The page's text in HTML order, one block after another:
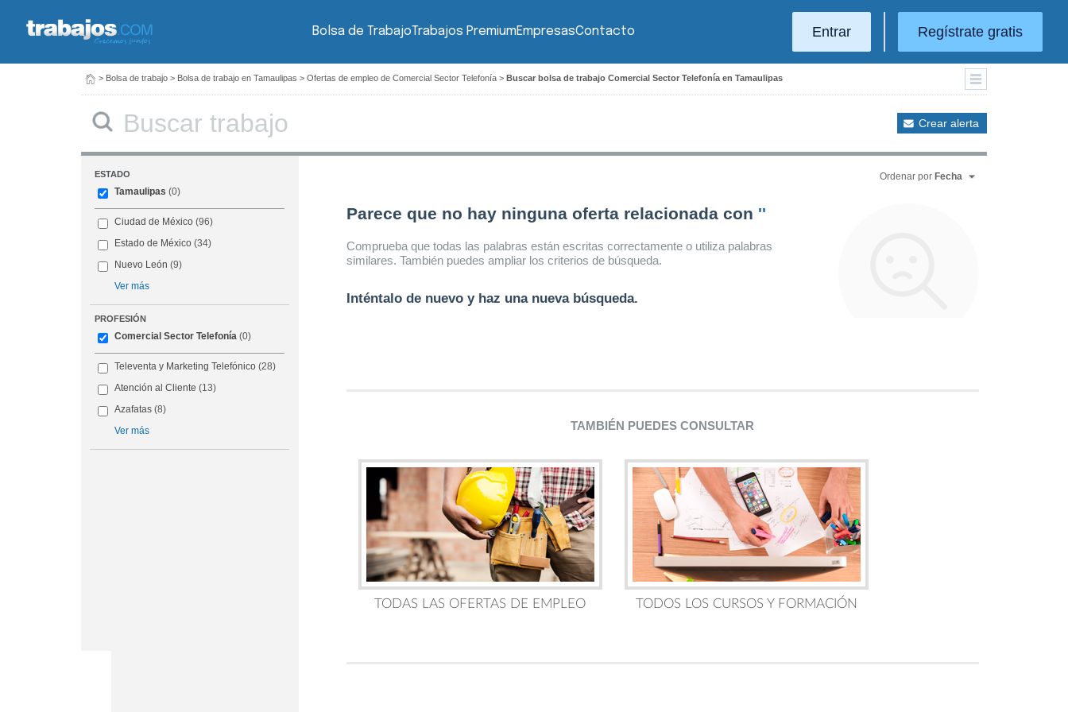
Bolsa de TrabajoTrabajos PremiumEmpresasContacto Entrar Regístrate gratis
> Bolsa de trabajo > Bolsa de trabajo en Tamaulipas > Ofertas de empleo de Comercial Sector Telefonía > Buscar bolsa de trabajo Comercial Sector Telefonía en Tamaulipas
Crear alerta
ESTADO
Tamaulipas (0)
Ciudad de México (96)
Estado de México (34)
Nuevo León (9)
Ver más
PROFESIÓN
Comercial Sector Telefonía (0)
Televenta y Marketing Telefónico (28)
Atención al Cliente (13)
Azafatas (8)
Ver más
Ordenar por Fecha
Parece que no hay ninguna oferta relacionada con ''
Comprueba que todas las palabras están escritas correctamente o utiliza palabras
similares. También puedes ampliar los criterios de búsqueda.
Inténtalo de nuevo y haz una nueva búsqueda.
TAMBIÉN PUEDES CONSULTAR
TODAS LAS OFERTAS DE EMPLEO TODOS LOS CURSOS Y FORMACIÓN